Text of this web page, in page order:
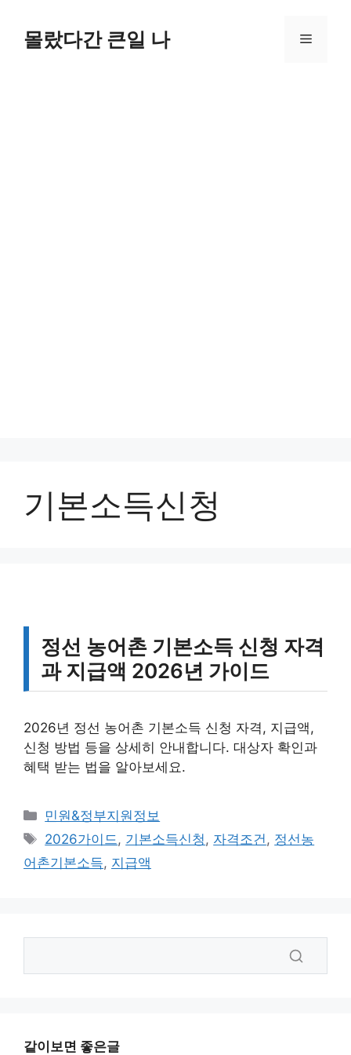
몰랐다간 큰일 나 메
기본소득신청
정선 농어촌 기본소득 신청 자격
과 지급액 2026년 가이드
2026년 정선 농어촌 기본소득 신청 자격, 지급액,
신청 방법 등을 상세히 안내합니다. 대상자 확인과
혜택 받는 법을 알아보세요.
카
테
리
민원&정부지원정보
태
그
2026가이드, 기본소득신청, 자격조건, 정선농
어촌기본소득, 지급액
같이보면 좋은글